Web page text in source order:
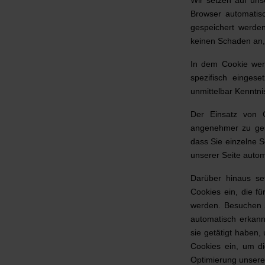
Browser
gespeichert
keinen Schaden
In dem Cookie
spezifisch
unmittelbar
Der Einsatz von
angenehmer zu
dass Sie einzelne
unserer Seite
Darüber hinaus
Cookies ein, die
werden.
automatisch
sie getätigt haben,
Cookies ein, um
Optimierung